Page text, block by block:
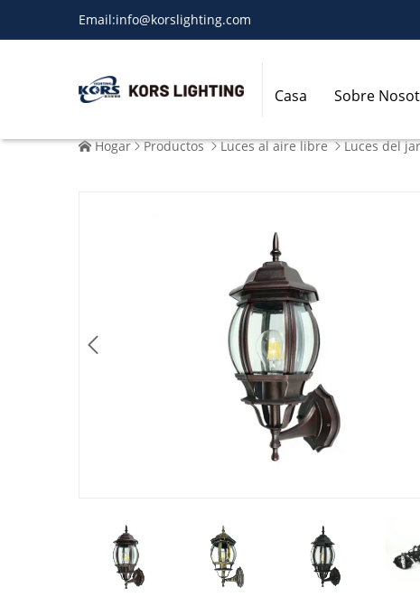
Email:info@korslighting.com
Casa Sobre
 Hogar  Productos  Luces al aire libre  Luces del
